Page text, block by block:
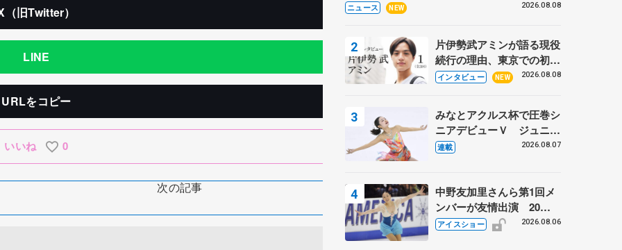
（旧Twitter）
LINE
URLをコピー
いいね 0
次の記事
ニュース NEW 2026.08.08
片伊勢武アミンが語る現役
続行の理由、東京での初め
ての一人暮らし 注目スケ
インタビュー NEW 2026.08.08
みなとアクルス杯で圧巻シ
ニアデビューＶ ジュニア
で４シーズン無敗の島田麻
連載 2026.08.07
中野友加里さんら第1回メ
ンバーが友情出演 20周
年の「フレンズオンアイ
アイスショー 2026.08.06